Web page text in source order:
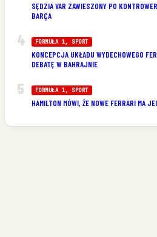
SĘDZIA VAR ZAWIESZONY PO
BARÇA
FORMUŁA 1, SPORT
KONCEPCJA UKŁADU WYDECHOWEGO
DEBATĘ W BAHRAJNIE
FORMUŁA 1, SPORT
HAMILTON MÓWI, ŻE NOWE FERRARI MA